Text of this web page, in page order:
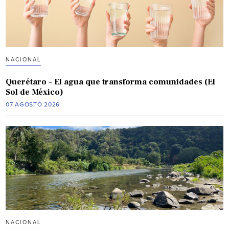
NACIONAL
Querétaro – El agua que transforma comunidades (El
Sol de México)
07 AGOSTO 2026
NACIONAL